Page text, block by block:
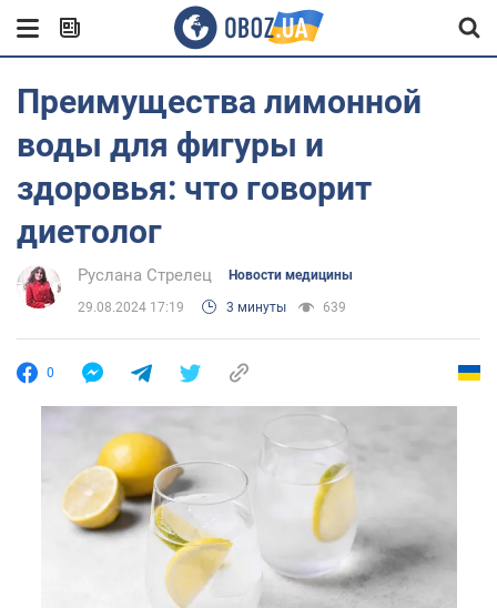
Преимущества лимонной
воды для фигуры и
здоровья: что говорит
диетолог
Руслана Стрелец Новости медицины
29.08.2024 17:19 3 минуты 639
0